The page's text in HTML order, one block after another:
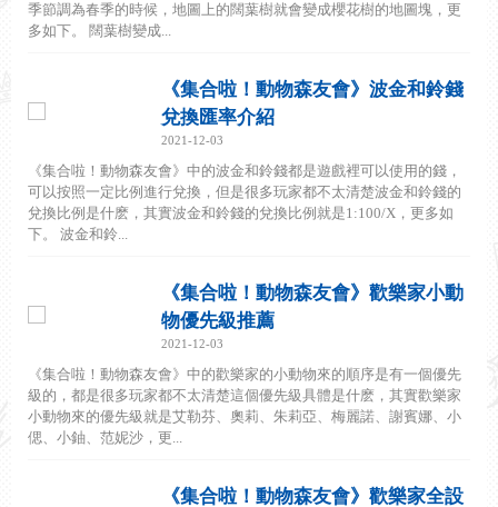
季節調為春季的時候，地圖上的闊葉樹就會變成櫻花樹的地圖塊，更
多如下。 闊葉樹變成...
《集合啦！動物森友會》波金和鈴錢
兌換匯率介紹
2021-12-03
《集合啦！動物森友會》中的波金和鈴錢都是遊戲裡可以使用的錢，
可以按照一定比例進行兌換，但是很多玩家都不太清楚波金和鈴錢的
兌換比例是什麽，其實波金和鈴錢的兌換比例就是1:100/X，更多如
下。 波金和鈴...
《集合啦！動物森友會》歡樂家小動
物優先級推薦
2021-12-03
《集合啦！動物森友會》中的歡樂家的小動物來的順序是有一個優先
級的，都是很多玩家都不太清楚這個優先級具體是什麽，其實歡樂家
小動物來的優先級就是艾勒芬、奧莉、朱莉亞、梅麗諾、謝賓娜、小
偲、小鈾、范妮沙，更...
《集合啦！動物森友會》歡樂家全設